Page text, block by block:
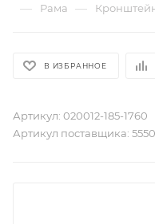
— Рама —
В ИЗБРАННОЕ
Артикул: 020012-185-1760
Артикул поставщика: